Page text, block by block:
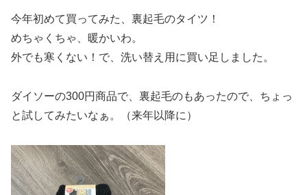
今年初めて買ってみた、裏起毛のタイツ！
めちゃくちゃ、暖かいわ。
外でも寒くない！で、洗い替え用に買い足しました。
ダイソーの300円商品で、裏起毛のもあったので、ちょっ
と試してみたいなぁ。（来年以降に）